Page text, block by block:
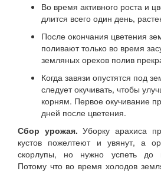
Во время активного роста и
длится всего один день,
После окончания цветения
поливают только во время
земляных орехов полив
Когда завязи опустятся под
следует окучивать, чтобы
корням. Первое окучивание
дней после цветения.
Сбор урожая. Уборку арахиса
кустов пожелтеют и увянут, а
скорлупы, но нужно успеть до
Потому что во время холодов